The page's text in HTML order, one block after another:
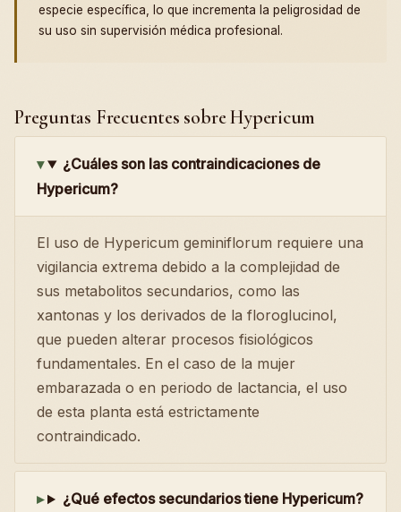
especie específica, lo que incrementa la peligrosidad de
su uso sin supervisión médica profesional.
Preguntas Frecuentes sobre Hypericum
¿Cuáles son las contraindicaciones de
Hypericum?
El uso de Hypericum geminiflorum requiere una
vigilancia extrema debido a la complejidad de
sus metabolitos secundarios, como las
xantonas y los derivados de la floroglucinol,
que pueden alterar procesos fisiológicos
fundamentales. En el caso de la mujer
embarazada o en periodo de lactancia, el uso
de esta planta está estrictamente
contraindicado.
¿Qué efectos secundarios tiene Hypericum?